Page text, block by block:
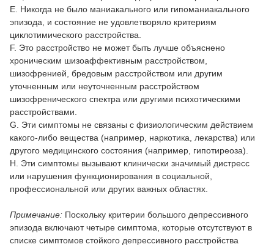
Е. Никогда не было маниакального или гипоманиакального
эпизода, и состояние не удовлетворяло критериям
циклотимического расстройства.
F. Это расстройство не может быть лучше объяснено
хроническим шизоаффективным расстройством,
шизофренией, бредовым расстройством или другим
уточненным или неуточненным расстройством
шизофренического спектра или другими психотическими
расстройствами.
G. Эти симптомы не связаны с физиологическим действием
какого-либо вещества (например, наркотика, лекарства) или
другого медицинского состояния (например, гипотиреоза).
H. Эти симптомы вызывают клинически значимый дистресс
или нарушения функционирования в социальной,
профессиональной или других важных областях.
Примечание: Поскольку критерии большого депрессивного
эпизода включают четыре симптома, которые отсутствуют в
списке симптомов стойкого депрессивного расстройства